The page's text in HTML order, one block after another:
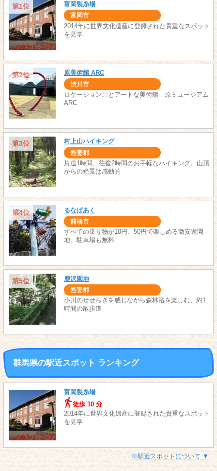
第1位 富岡製糸場
富岡市
2014年に世界文化遺産に登録された貴重なスポット
を見学
第2位 原美術館 ARC
渋川市
ロケーションごとアートな美術館 原ミュージアム
ARC
第3位 村上山ハイキング
吾妻郡
片道1時間、往復2時間のお手軽なハイキング。山頂
からの絶景は感動的
第4位 るなぱあく
前橋市
すべての乗り物が10円、50円で楽しめる激安遊園
地。駐車場も無料
第5位 鹿沢園地
吾妻郡
小川のせせらぎを感じながら森林浴を楽しむ、約1
時間の散歩道
群馬県の駅近スポット ランキング
富岡製糸場
徒歩 10 分
2014年に世界文化遺産に登録された貴重なスポット
を見学
※駅近スポットについて ▼